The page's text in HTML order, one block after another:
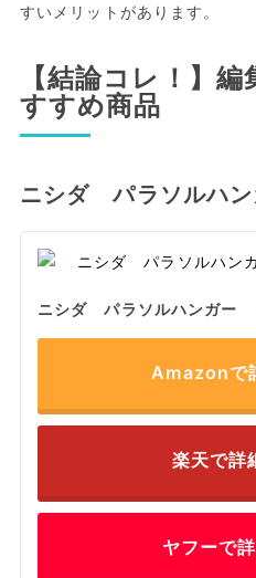
すいメリットがあります。
【結論コレ！】
すすめ商品
ニシダ パラソルハ
ニシダ パラソルハンガー
Amazonで
楽天で詳
ヤフーで